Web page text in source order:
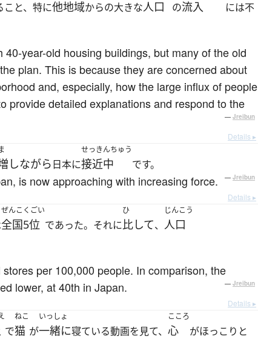
こと、特に他地域からの大きな人口 の流入 には不
year-old housing buildings, but many of the old
plan. This is because they are concerned about
and, especially, how the large influx of people
provide detailed explanations and respond to the
— Jreibun
Details ▸
しながら日本に
せっきんちゅう
接近中 です。
is now approaching with increasing force. — Jreibun
Details ▸
ぜんこくごい
全国5位 であった。それに
ひ
比して、
じんこう
人口
per 100,000 people. In comparison, the
lower, at 40th in Japan.
— Jreibun
Details ▸
で
ねこ
猫 が
いっしょ
一緒に寝ている動画を見て、
こころ
心 がほっこりと